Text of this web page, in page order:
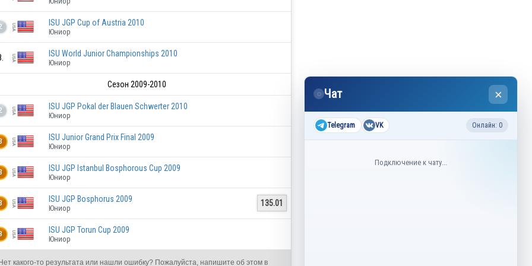
USA
USA
ISU JGP Cup of Austria 2010
Юниор
ISU World Junior Championships 2010
Юниор
Сезон 2009-2010
ISU JGP Pokal der Blauen Schwerter 2010
Юниор
ISU Junior Grand Prix Final 2009
Юниор
ISU JGP Istanbul Bosphorous Cup 2009
Юниор
ISU JGP Bosphorus 2009
Юниор
135.01
ISU JGP Torun Cup 2009
Юниор
какого-то результата или нашли ошибку? Пожалуйста, напишите об этом в
×
◌ Чат
Telegram VK Онлайн: 0
Подключение к чату...